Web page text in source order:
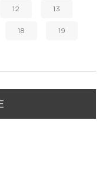
12 13
18 19